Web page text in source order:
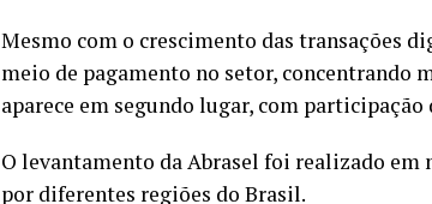
Mesmo com o crescimento das transações
meio de pagamento no setor, concentrando
aparece em segundo lugar, com
O levantamento da Abrasel foi realizado
por diferentes regiões do Brasil.